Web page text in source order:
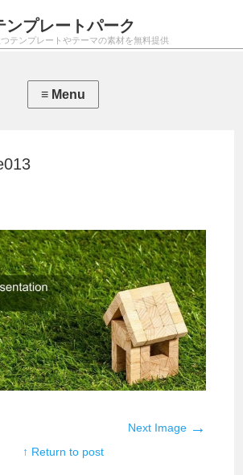
ンプレートパーク
テンプレートやテーマの素材を無料提供
Next Image →
↑ Return to post